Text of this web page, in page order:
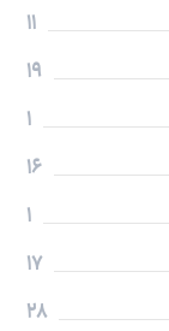
11
19
1
16
1
17
28